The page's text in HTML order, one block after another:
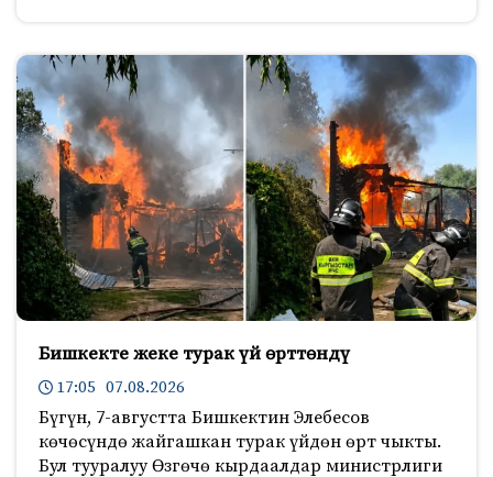
Бишкекте жеке турак үй өрттөндү
17:05 07.08.2026
Бүгүн, 7-августта Бишкектин Элебесов
көчөсүндө жайгашкан турак үйдөн өрт чыкты.
Бул тууралуу Өзгөчө кырдаалдар министрлиги